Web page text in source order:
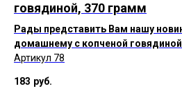
говядиной, 370 грамм
Рады представить Вам нашу
домашнему с копченой
Артикул 78
183 руб.